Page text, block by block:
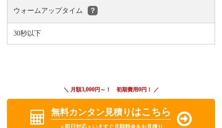
ウォームアップタイム ？
30秒以下
＼ 月額3,000円～！ 初期費用0円！ ／
無料カンタン見積り はこちら
＜即日対応＞いますぐ月額料金をお見積り